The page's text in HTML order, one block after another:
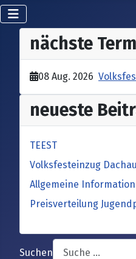
nächste
08 Aug. 2026
neueste
TEEST
Volksfesteinzug
Allgemeine
Preisverteilung
Suchen